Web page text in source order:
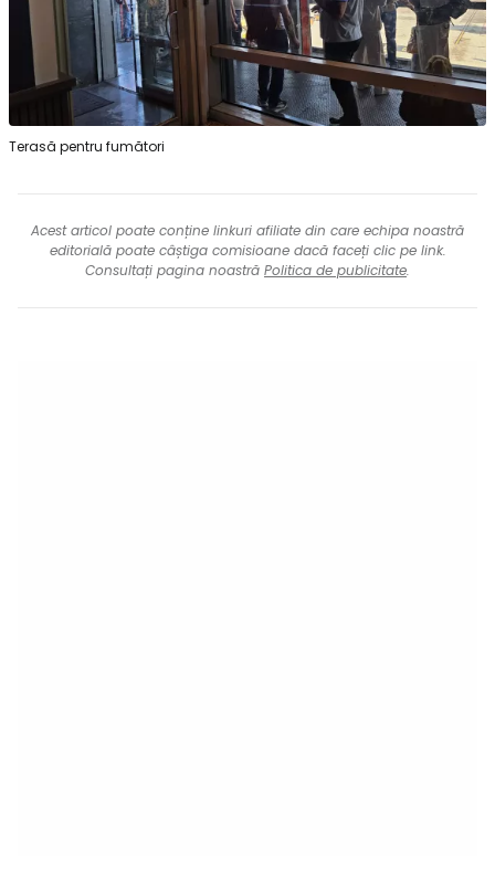
Terasă pentru fumători
Acest articol poate conține linkuri afiliate din care echipa noastră
editorială poate câștiga comisioane dacă faceți clic pe link.
Consultați pagina noastră Politica de publicitate.